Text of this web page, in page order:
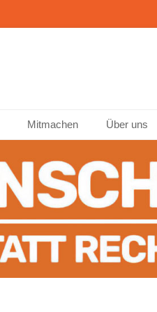
Mitmachen Über uns